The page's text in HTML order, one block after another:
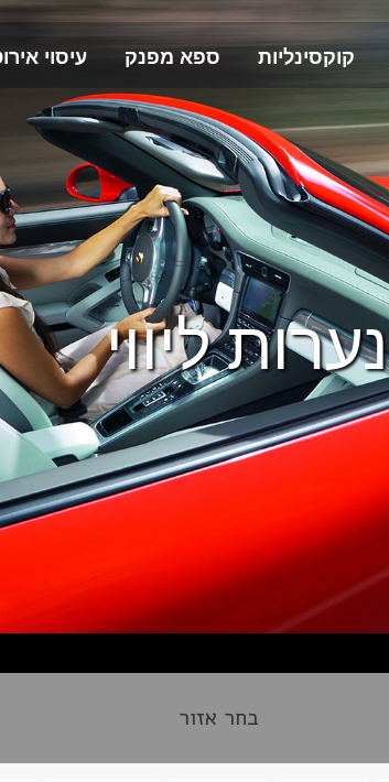
קוקסינליות ספא מפנק עיסוי
נערות ליווי
בחר אזור